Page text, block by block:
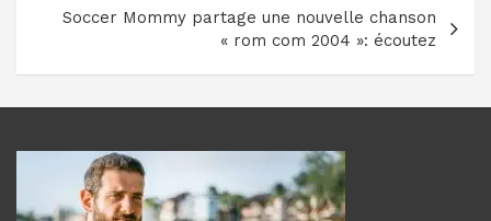
Soccer Mommy partage une nouvelle chanson
« rom com 2004 »: écoutez